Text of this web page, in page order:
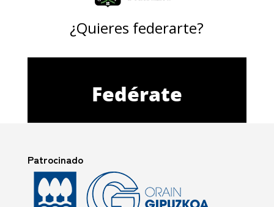
¿Quieres federarte?
Fedérate
Patrocinado